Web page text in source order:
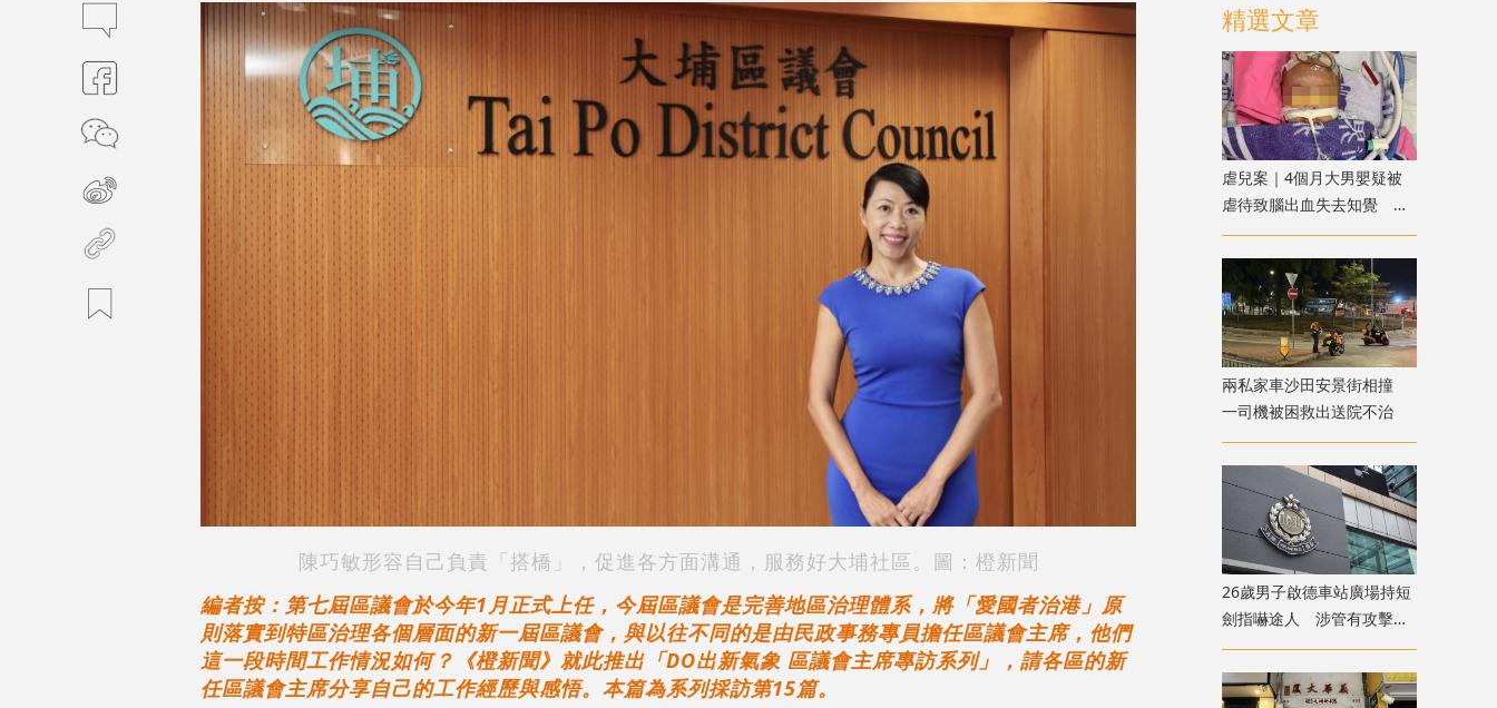
陳巧敏形容自己負責「搭橋」，促進各方面溝通，服務好大埔社區。圖：橙新聞
編者按：第七屆區議會於今年1月正式上任，今屆區議會是完善地區治理體系，將「愛國者治港」原
則落實到特區治理各個層面的新一屆區議會，與以往不同的是由民政事務專員擔任區議會主席，他們
這一段時間工作情況如何？《橙新聞》就此推出「DO出新氣象 區議會主席專訪系列」，請各區的新
任區議會主席分享自己的工作經歷與感悟。本篇為系列採訪第15篇。
精選文章
虐兒案｜4個月大男嬰疑被
虐待致腦出血失去知覺 警
方拘兩名外傭
兩私家車沙田安景街相撞
一司機被困救出送院不治
26歲男子啟德車站廣場持短
劍指嚇途人 涉管有攻擊性
武器被捕